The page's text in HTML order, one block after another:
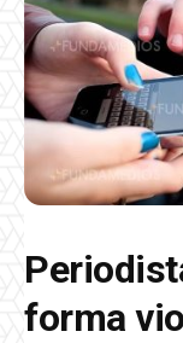
forma